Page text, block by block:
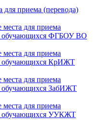
для приема (перевода)
для приема
обучающихся ФГБОУ ВО
для приема
обучающихся КрИЖТ
для приема
обучающихся ЗабИЖТ
для приема
обучающихся УУКЖТ